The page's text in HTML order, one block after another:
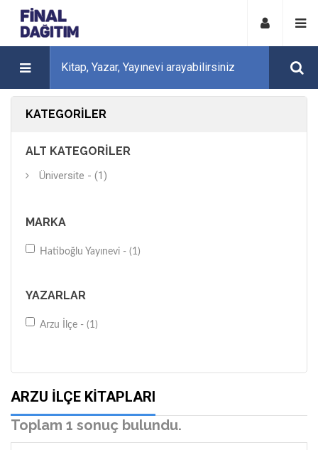
KATEGORILER
ALT KATEGORILER
Üniversite - (1)
MARKA
Hatiboğlu Yayınevi - (1)
YAZARLAR
Arzu İlçe - (1)
ARZU İLÇE KITAPLARI
Toplam 1 sonuç bulundu.